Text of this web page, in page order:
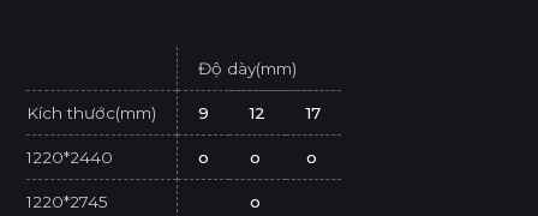
Độ dày(mm)
Kích thước(mm) 9 12 17
1220*2440 o o o
1220*2745 o